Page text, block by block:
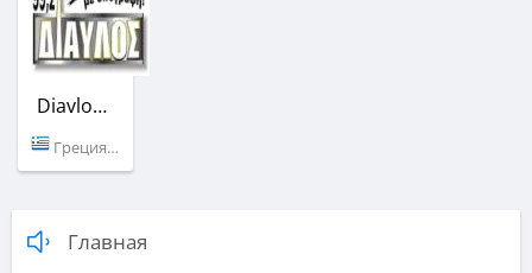
Diavlos FM
Греция (99.2 FM)
Главная